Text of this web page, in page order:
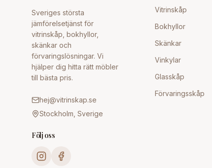
Sveriges största
jämförelsetjänst för
vitrinskåp, bokhyllor,
skänkar och
förvaringslösningar. Vi
hjälper dig hitta rätt möbler
till bästa pris.
hej@vitrinskap.se
Stockholm, Sverige
Följ oss
Vitrinskåp
Bokhyllor
Skänkar
Vinkylar
Glasskåp
Förvaringsskåp